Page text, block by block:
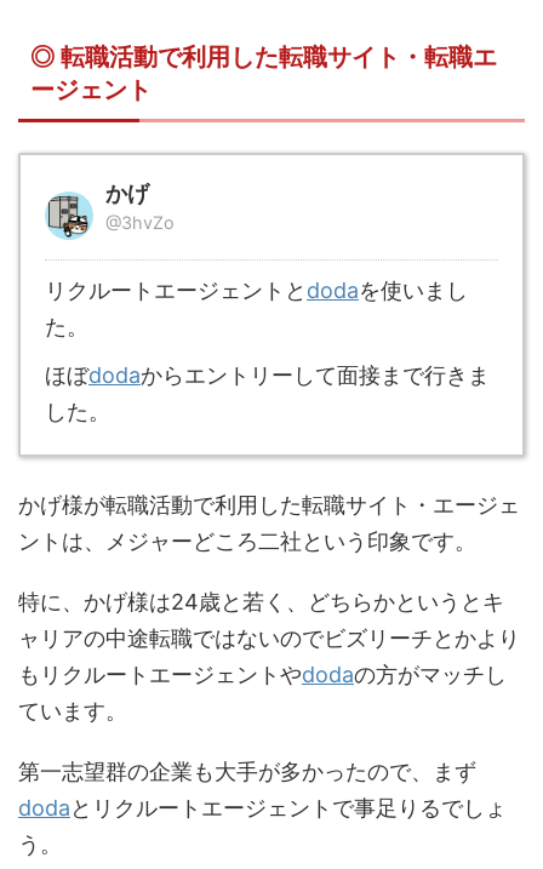
◎ 転職活動で利用した転職サイト・転職エ
ージェント
かげ
@3hvZo
リクルートエージェントと dodaを使いまし
た。
ほぼdodaからエントリーして面接まで行きま
した。
かげ様が転職活動で利用した転職サイト・エージェ
ントは、メジャーどころ二社という印象です。
特に、かげ様は24歳と若く、どちらかというとキ
ャリアの中途転職ではないのでビズリーチとかより
もリクルートエージェントやdodaの方がマッチし
ています。
第一志望群の企業も大手が多かったので、まず
dodaとリクルートエージェントで事足りるでしょ
う。